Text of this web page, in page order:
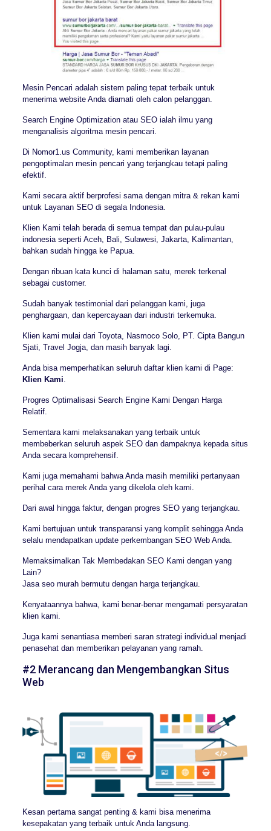
Mesin Pencari adalah sistem paling tepat terbaik untuk
menerima website Anda diamati oleh calon pelanggan.
Search Engine Optimization atau SEO ialah ilmu yang
menganalisis algoritma mesin pencari.
Di Nomor1.us Community, kami memberikan layanan
pengoptimalan mesin pencari yang terjangkau tetapi paling
efektif.
Kami secara aktif berprofesi sama dengan mitra & rekan kami
untuk Layanan SEO di segala Indonesia.
Klien Kami telah berada di semua tempat dan pulau-pulau
indonesia seperti Aceh, Bali, Sulawesi, Jakarta, Kalimantan,
bahkan sudah hingga ke Papua.
Dengan ribuan kata kunci di halaman satu, merek terkenal
sebagai customer.
Sudah banyak testimonial dari pelanggan kami, juga
penghargaan, dan kepercayaan dari industri terkemuka.
Klien kami mulai dari Toyota, Nasmoco Solo, PT. Cipta Bangun
Sjati, Travel Jogja, dan masih banyak lagi.
Anda bisa memperhatikan seluruh daftar klien kami di Page:
Klien Kami
Progres Optimalisasi Search Engine Kami Dengan Harga
Relatif.
Sementara kami melaksanakan yang terbaik untuk
membeberkan seluruh aspek SEO dan dampaknya kepada situs
Anda secara komprehensif.
Kami juga memahami bahwa Anda masih memiliki pertanyaan
perihal cara merek Anda yang dikelola oleh kami.
Dari awal hingga faktur, dengan progres SEO yang terjangkau.
Kami bertujuan untuk transparansi yang komplit sehingga Anda
selalu mendapatkan update perkembangan SEO Web Anda.
Memaksimalkan Tak Membedakan SEO Kami dengan yang
Lain?
Jasa seo murah bermutu dengan harga terjangkau.
Kenyataannya bahwa, kami benar-benar mengamati persyaratan
klien kami.
Juga kami senantiasa memberi saran strategi individual menjadi
penasehat dan memberikan pelayanan yang ramah.
#2 Merancang dan Mengembangkan Situs
Web
Kesan pertama sangat penting & kami bisa menerima
kesepakatan yang terbaik untuk Anda langsung.